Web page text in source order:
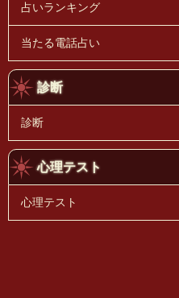
占いランキング
当たる電話占い
診断
診断
心理テスト
心理テスト